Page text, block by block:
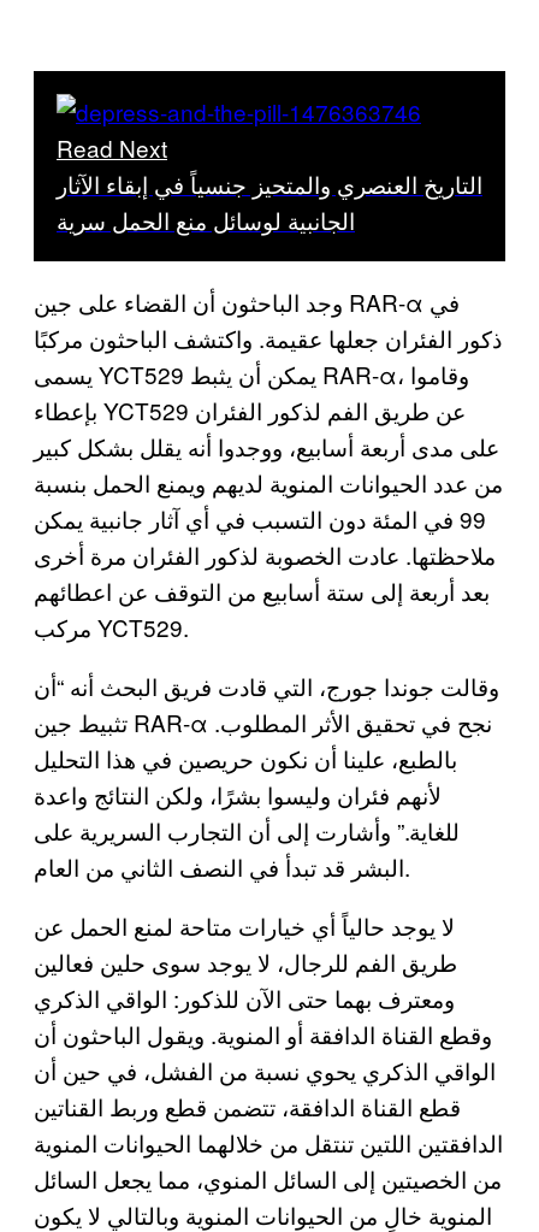
Read Next
التاريخ العنصري والمتحيز جنسياً في إبقاء الآثار
الجانبية لوسائل منع الحمل سرية
وجد الباحثون أن القضاء على جين RAR-α في
ذكور الفئران جعلها عقيمة. واكتشف الباحثون مركبًا
يسمى YCT529 يمكن أن يثبط RAR-α، وقاموا
بإعطاء YCT529 عن طريق الفم لذكور الفئران
على مدى أربعة أسابيع، ووجدوا أنه يقلل بشكل كبير
من عدد الحيوانات المنوية لديهم ويمنع الحمل بنسبة
99 في المئة دون التسبب في أي آثار جانبية يمكن
ملاحظتها. عادت الخصوبة لذكور الفئران مرة أخرى
بعد أربعة إلى ستة أسابيع من التوقف عن اعطائهم
مركب YCT529.
وقالت جوندا جورج، التي قادت فريق البحث أنه “أن
تثبيط جين RAR-α نجح في تحقيق الأثر المطلوب.
بالطبع، علينا أن نكون حريصين في هذا التحليل
لأنهم فئران وليسوا بشرًا، ولكن النتائج واعدة
للغاية.” وأشارت إلى أن التجارب السريرية على
البشر قد تبدأ في النصف الثاني من العام.
لا يوجد حالياً أي خيارات متاحة لمنع الحمل عن
طريق الفم للرجال، لا يوجد سوى حلين فعالين
ومعترف بهما حتى الآن للذكور: الواقي الذكري
وقطع القناة الدافقة أو المنوية. ويقول الباحثون أن
الواقي الذكري يحوي نسبة من الفشل، في حين أن
قطع القناة الدافقة، تتضمن قطع وربط القناتين
الدافقتين اللتين تنتقل من خلالهما الحيوانات المنوية
من الخصيتين إلى السائل المنوي، مما يجعل السائل
المنوية خالٍ من الحيوانات المنوية وبالتالي لا يكون